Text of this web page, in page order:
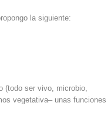
la siguiente:
(todo ser vivo, microbio,
vegetativa– unas funciones